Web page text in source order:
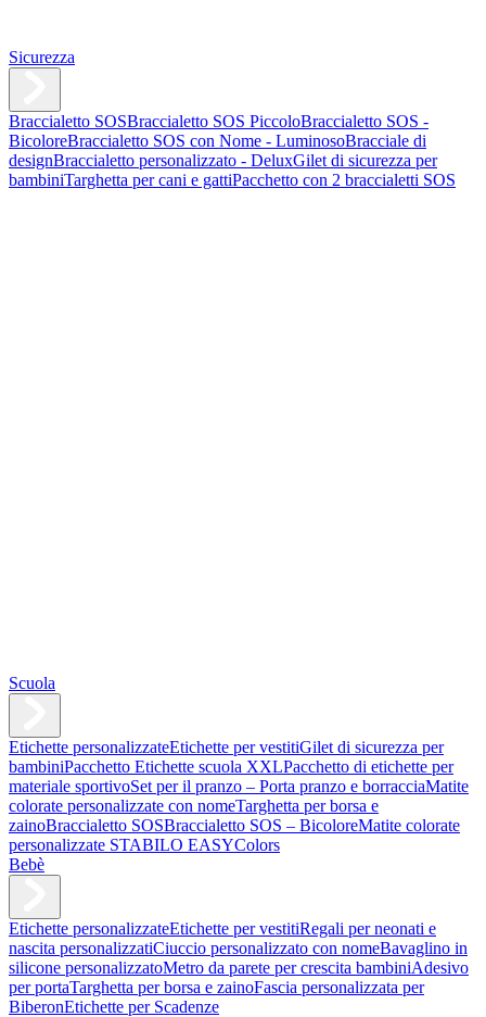
Sicurezza
Braccialetto SOSBraccialetto SOS PiccoloBraccialetto SOS -
BicoloreBraccialetto SOS con Nome - LuminosoBracciale di
designBraccialetto personalizzato - DeluxGilet di sicurezza per
bambiniTarghetta per cani e gattiPacchetto con 2 braccialetti SOS
Scuola
Etichette personalizzateEtichette per vestitiGilet di sicurezza per
bambiniPacchetto Etichette scuola XXLPacchetto di etichette per
materiale sportivoSet per il pranzo – Porta pranzo e borracciaMatite
colorate personalizzate con nomeTarghetta per borsa e
zainoBraccialetto SOSBraccialetto SOS – BicoloreMatite colorate
personalizzate STABILO EASYColors
Bebè
Etichette personalizzateEtichette per vestitiRegali per neonati e
nascita personalizzatiCiuccio personalizzato con nomeBavaglino in
silicone personalizzatoMetro da parete per crescita bambiniAdesivo
per portaTarghetta per borsa e zainoFascia personalizzata per
BiberonEtichette per Scadenze